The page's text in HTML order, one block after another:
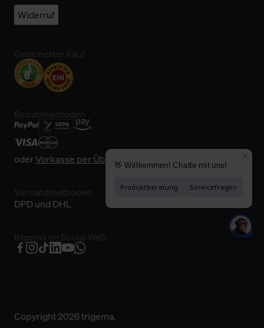
Widerruf
oderVorkasse per Überweisung
DPD und DHL
Copyright 2026 trigema.